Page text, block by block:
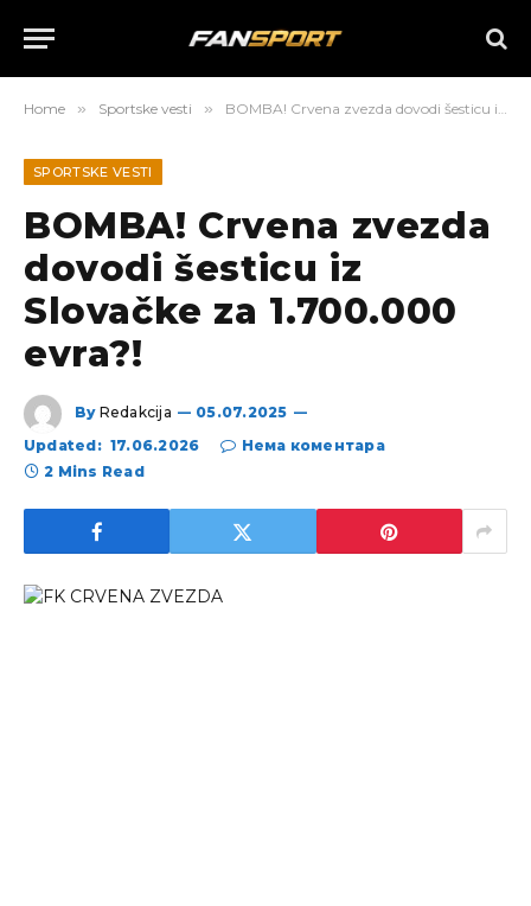
Home » Sportske vesti » BOMBA! Crvena zvezda dovodi šesticu iz Slovačke za 1.700.000 evra?!
SPORTSKE VESTI
BOMBA! Crvena zvezda
dovodi šesticu iz
Slovačke za 1.700.000
evra?!
By Redakcija
05.07.2025
Updated: 17.06.2026
Нема коментара
2 Mins Read